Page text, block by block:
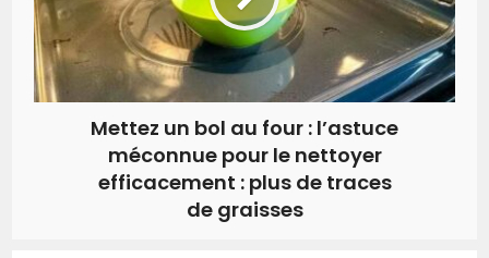
Mettez un bol au four : l’astuce
méconnue pour le nettoyer
efficacement : plus de traces
de graisses